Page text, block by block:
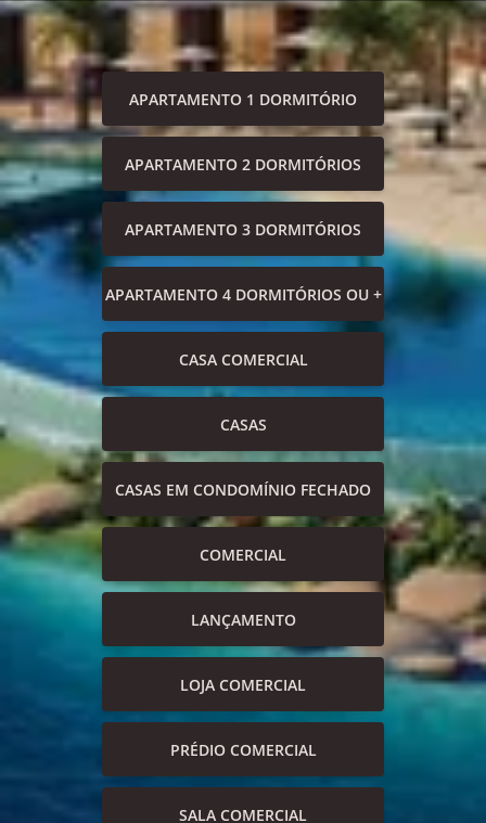
APARTAMENTO 1 DORMITÓRIO
APARTAMENTO 2 DORMITÓRIOS
APARTAMENTO 3 DORMITÓRIOS
APARTAMENTO 4 DORMITÓRIOS OU +
CASA COMERCIAL
CASAS
CASAS EM CONDOMÍNIO FECHADO
COMERCIAL
LANÇAMENTO
LOJA COMERCIAL
PRÉDIO COMERCIAL
SALA COMERCIAL